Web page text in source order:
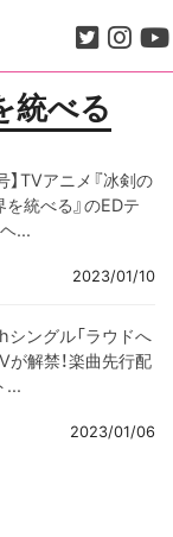
統べる
】TVアニメ『冰剣の
統べる』のEDテ
...
2023/01/10
ングル「ラウドへ
が解禁！楽曲先行配
...
2023/01/06